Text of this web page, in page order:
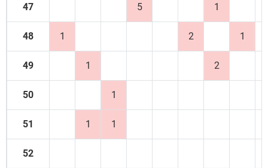
47 5 1
48 1 2 1
49 1 2
50 1
51 1 1
52